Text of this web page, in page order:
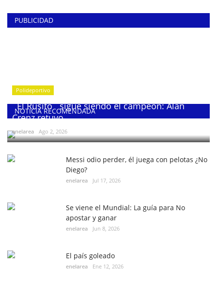
PUBLICIDAD
NOTICIA RECOMENDADA
Polideportivo
¨El Rusito¨ sigue siendo el campeón: Alan
Crenz retuvo...
enelarea Ago 2, 2026
Messi odio perder, él juega con pelotas ¿No
Diego?
enelarea Jul 17, 2026
Se viene el Mundial: La guía para No
apostar y ganar
enelarea Jun 8, 2026
El país goleado
enelarea Ene 12, 2026